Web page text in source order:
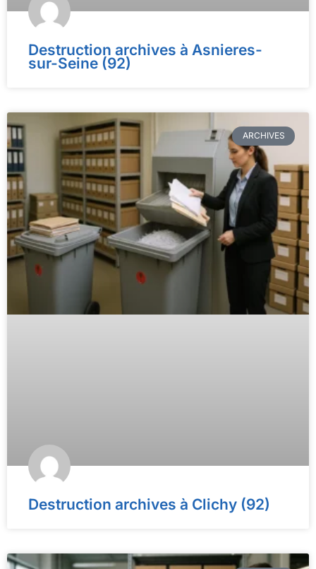
Destruction archives à Asnieres-
sur-Seine (92)
ARCHIVES
Destruction archives à Clichy (92)